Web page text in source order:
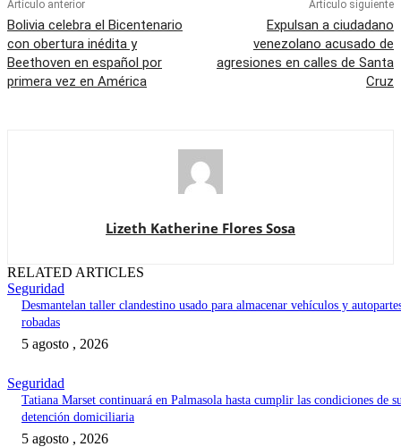
Artículo anterior
Bolivia celebra el Bicentenario
con obertura inédita y
Beethoven en español por
primera vez en América
Artículo siguiente
Expulsan a ciudadano
venezolano acusado de
agresiones en calles de Santa
Cruz
Lizeth Katherine Flores Sosa
RELATED ARTICLES
Seguridad
Desmantelan taller clandestino usado para almacenar vehículos y
robadas
5 agosto , 2026
Seguridad
Tatiana Marset continuará en Palmasola hasta cumplir las condiciones de
detención domiciliaria
5 agosto , 2026